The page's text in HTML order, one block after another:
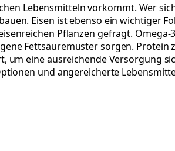
Lebensmitteln vorkommt. Wer
Eisen ist ebenso ein wichtiger
Pflanzen gefragt.
Fettsäuremuster sorgen. Protein
eine ausreichende Versorgung
und angereicherte